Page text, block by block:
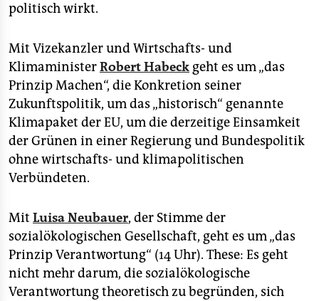
politisch wirkt.
Mit Vizekanzler und Wirtschafts- und
KlimaministerRobert Habeck geht es um „das
Prinzip Machen“, die Konkretion seiner
Zukunftspolitik, um das „historisch“ genannte
Klimapaket der EU, um die derzeitige Einsamkeit
der Grünen in einer Regierung und Bundespolitik
ohne wirtschafts- und klimapolitischen
Verbündeten.
Mit Luisa Neubauer, der Stimme der
sozialökologischen Gesellschaft, geht es um „das
Prinzip Verantwortung“ (14 Uhr). These: Es geht
nicht mehr darum, die sozialökologische
Verantwortung theoretisch zu begründen, sich